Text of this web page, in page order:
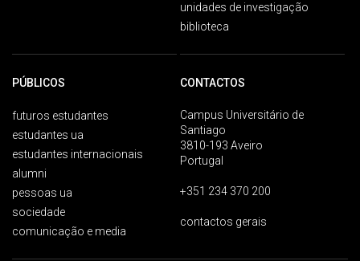
unidades de investigação
biblioteca
PÚBLICOS
futuros estudantes
estudantes ua
estudantes internacionais
alumni
pessoas ua
sociedade
comunicação e media
CONTACTOS
Campus Universitário de
Santiago
3810-193 Aveiro
Portugal
+351 234 370 200
contactos gerais